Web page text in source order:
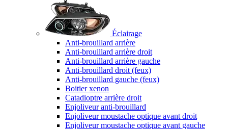
Éclairage
Anti-brouillard arrière
Anti-brouillard arrière droit
Anti-brouillard arrière gauche
Anti-brouillard droit (feux)
Anti-brouillard gauche (feux)
Boitier xenon
Catadioptre arrière droit
Enjoliveur anti-brouillard
Enjoliveur moustache optique avant droit
Enjoliveur moustache optique avant gauche